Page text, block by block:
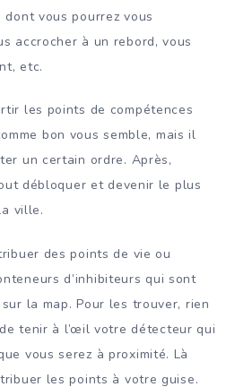
dont vous pourrez vous
accrocher à un rebord, vous
etc.
les points de compétences
bon vous semble, mais il
un certain ordre. Après,
débloquer et devenir le plus
ville.
des points de vie ou
d’inhibiteurs qui sont
la map. Pour les trouver, rien
tenir à l’œil votre détecteur qui
vous serez à proximité. Là
les points à votre guise.